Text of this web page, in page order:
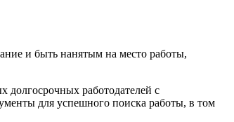
и быть нанятым на место работы,
долгосрочных работодателей с
для успешного поиска работы, в том